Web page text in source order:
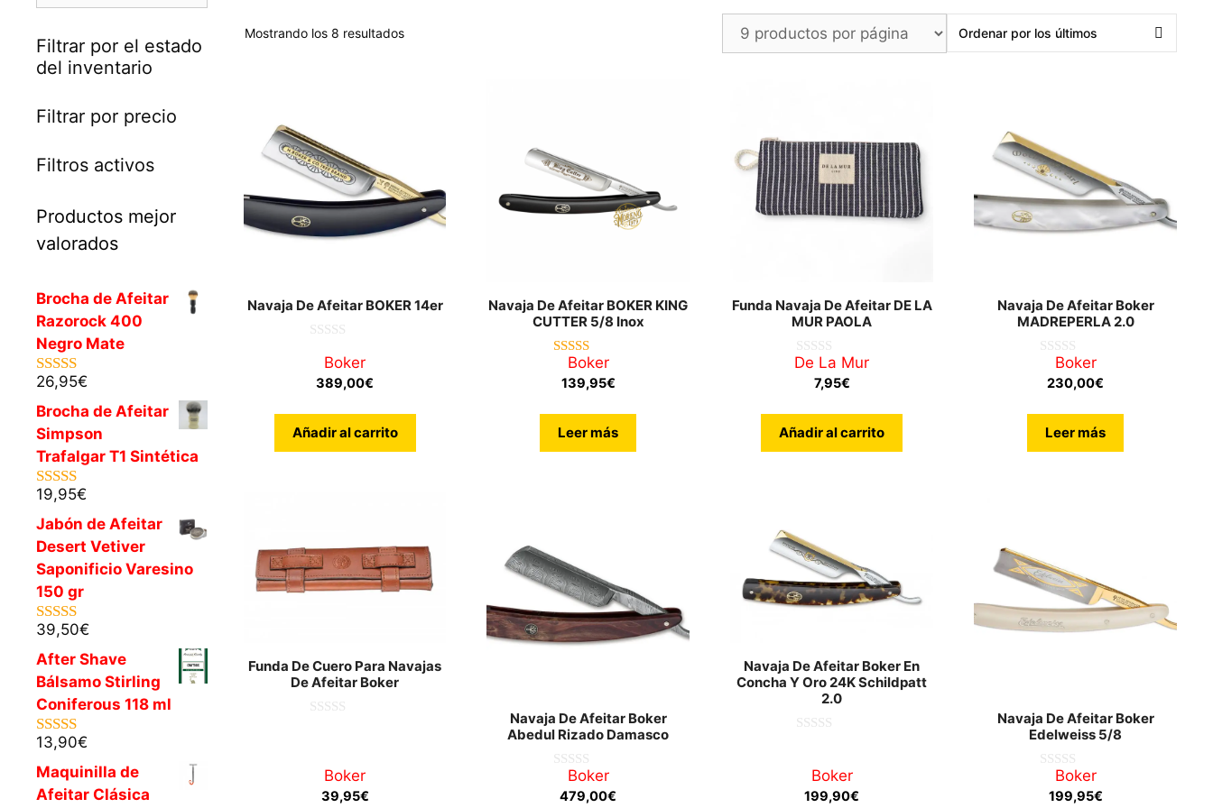
Mostrando los 8 resultadosOrdenado
Navaja De Afeitar BOKER 14er
5
Boker
389,00€
Añadir al carrito
Navaja De Afeitar BOKER KING
CUTTER 5/8 Inox
4.00
de 5
Boker
139,95€
Leer más
Funda Navaja De Afeitar DE LA
MUR PAOLA
0
De La Mur
7,95€
Añadir al carrito
Navaja De Afeitar Boker
MADREPERLA 2.0
d
Boker
230,00€
Leer más
Funda De Cuero Para Navajas
De Afeitar Boker
Boker
39,95€
Navaja De Afeitar Boker
Abedul Rizado Damasco
Boker
479,00€
Navaja De Afeitar Boker En
Concha Y Oro 24K Schildpatt
2.0
Boker
199,90€
Navaja De Afeitar Boker
Edelweiss 5/8
Boker
199,95€
Filtrar por el estado
del inventario
Filtrar por precio
Filtros activos
Productos mejor
valorados
Brocha de Afeitar
Razorock 400
Negro Mate
5.00de 5
26,95€
Brocha de Afeitar
Simpson
Trafalgar T1 Sintética
5.00de 5
19,95€
Jabón de Afeitar
Desert Vetiver
Saponificio Varesino
150 gr
5.00de 5
39,50€
After Shave
Bálsamo Stirling
Coniferous 118 ml
5.00de 5
13,90€
Maquinilla de
Afeitar Clásica